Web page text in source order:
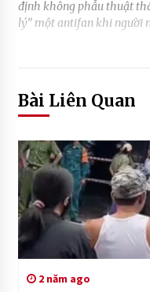
định không phẫu thuật
lý” một antifan khi người
Bài Liên Quan
2 năm ago